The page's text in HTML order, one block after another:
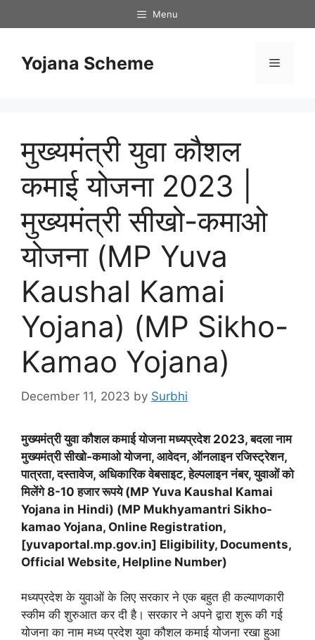
to
Menu
Yojana Scheme Menu
मुख्यमंत्री युवा कौशल
कमाई योजना 2023 |
मुख्यमंत्री सीखो-कमाओ
योजना (MP Yuva
Kaushal Kamai
Yojana) (MP Sikho-
Kamao Yojana)
December 11, 2023 by Surbhi
मुख्यमंत्री युवा कौशल कमाई योजना मध्यप्रदेश 2023,बदला नाम
मुख्यमंत्री सीखो-कमाओ योजना, आवेदन, ऑनलाइन रजिस्ट्रेशन,
पात्रता,दस्तावेज, अधिकारिक वेबसाइट,हेल्पलाइन नंबर,युवाओं को
मिलेंगे8-10हजार रूपये (MP Yuva Kaushal Kamai
Yojana in Hindi) (MP Mukhyamantri Sikho-
kamao Yojana, Online Registration,
[yuvaportal.mp.gov.in] Eligibility, Documents,
Official Website, Helpline Number)
मध्यप्रदेश के युवाओं के लिए सरकार ने एक बहुत ही कल्याणकारी
स्कीम की शुरुआत कर दी है। सरकार ने अपने द्वारा शुरू की गई
योजना का नाम मध्य प्रदेश युवा कौशल कमाई योजना रखा हुआ